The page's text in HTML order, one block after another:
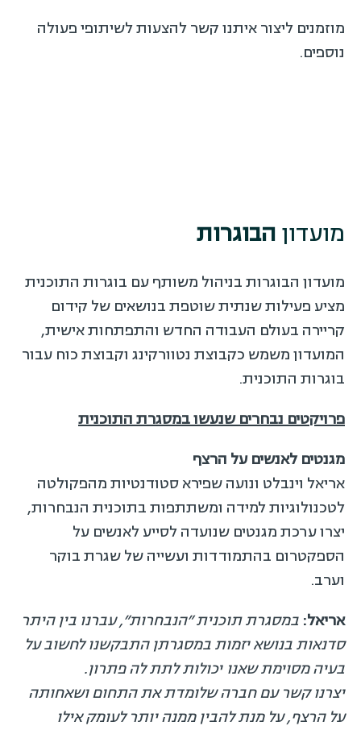
מוזמנים ליצור איתנו קשר להצעות לשיתופי פעולה
נוספים.
מועדון הבוגרות
מועדון הבוגרות בניהול משותף עם בוגרות התוכנית
מציע פעילות שנתית שוטפת בנושאים של קידום
קריירה בעולם העבודה החדש והתפתחות אישית,
המועדון משמש כקבוצת נטוורקינג וקבוצת כוח עבור
בוגרות התוכנית.
פרויקטים נבחרים שנעשו במסגרת התוכנית
מגנטים לאנשים על הרצף
אריאל וינבלט ונועה שפירא סטודנטיות מהפקולטה
לטכנולוגיות למידה ומשתתפות בתוכנית הנבחרות,
יצרו ערכת מגנטים שנועדה לסייע לאנשים על
הספקטרום בהתמודדות ועשייה של שגרת בוקר
וערב.
אריאל: במסגרת תוכנית ״הנבחרות״, עברנו בין היתר
סדנאות בנושא יזמות במסגרתן התבקשנו לחשוב על
בעיה מסוימת שאנו יכולות לתת לה פתרון.
יצרנו קשר עם חברה שלומדת את התחום ושאחותה
על הרצף, על מנת להבין ממנה יותר לעומק אילו